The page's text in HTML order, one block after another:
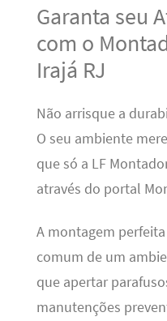
Garanta seu
com o
Irajá RJ
Não arrisque a
O seu ambiente
que só a LF
através do portal
A montagem
comum de um
que apertar
manutenções